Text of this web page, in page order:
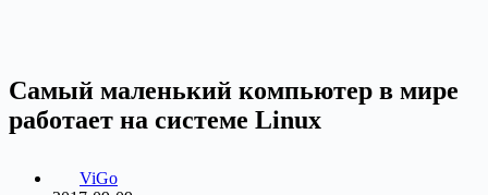
Самый маленький компьютер в мире
работает на системе Linux
ViGo